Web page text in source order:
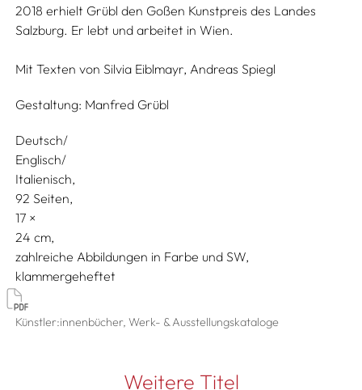
2018 erhielt Grübl den Goßen Kunstpreis des Landes
Salzburg. Er lebt und arbeitet in Wien.
Mit Texten von Silvia Eiblmayr, Andreas Spiegl
Gestaltung: Manfred Grübl
Deutsch/
Englisch/
Italienisch
92 Seiten,
17
24
zahlreiche Abbildungen in Farbe und SW
klammergeheftet
Künstler:innenbücher, Werk- & Ausstellungskataloge
Weitere Titel